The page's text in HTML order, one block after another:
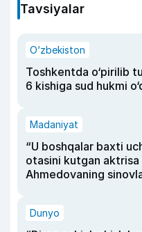
Tavsiyalar
O‘zbekiston
Toshkentda o‘pirilib
6 kishiga sud hukmi
Madaniyat
“U boshqalar baxti
otasini kutgan aktrisa
Ahmedovaning
Dunyo